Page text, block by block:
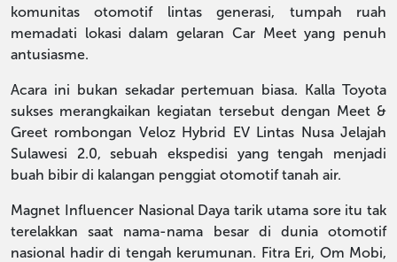
komunitas otomotif lintas generasi, tumpah ruah
memadati lokasi dalam gelaran Car Meet yang penuh
antusiasme.
Acara ini bukan sekadar pertemuan biasa. Kalla Toyota
sukses merangkaikan kegiatan tersebut dengan Meet &
Greet rombongan Veloz Hybrid EV Lintas Nusa Jelajah
Sulawesi 2.0, sebuah ekspedisi yang tengah menjadi
buah bibir di kalangan penggiat otomotif tanah air.
Magnet Influencer Nasional Daya tarik utama sore itu tak
terelakkan saat nama-nama besar di dunia otomotif
nasional hadir di tengah kerumunan. Fitra Eri, Om Mobi,